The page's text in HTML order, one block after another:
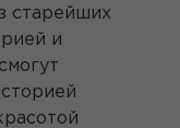
старейших
и